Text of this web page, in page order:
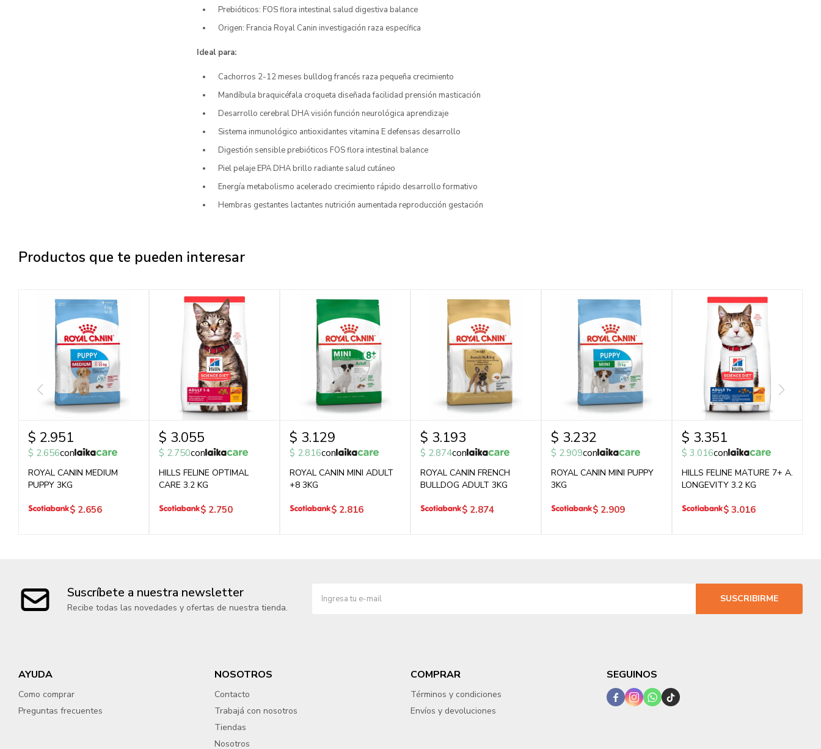
Prebióticos: FOS flora intestinal salud digestiva balance
Origen: Francia Royal Canin investigación raza específica
Ideal para:
Cachorros 2-12 meses bulldog francés raza pequeña crecimiento
Mandíbula braquicéfala croqueta diseñada facilidad prensión masticación
Desarrollo cerebral DHA visión función neurológica aprendizaje
Sistema inmunológico antioxidantes vitamina E defensas desarrollo
Digestión sensible prebióticos FOS flora intestinal balance
Piel pelaje EPA DHA brillo radiante salud cutáneo
Energía metabolismo acelerado crecimiento rápido desarrollo formativo
Hembras gestantes lactantes nutrición aumentada reproducción gestación
Productos que te pueden interesar
$ 2.951
$ 2.656con
ROYAL CANIN MEDIUM
PUPPY 3KG
$ 2.656
$ 3.055
$ 2.750con
HILLS FELINE OPTIMAL
CARE 3.2 KG
$ 2.750
$ 3.129
$ 2.816con
ROYAL CANIN MINI ADULT
+8 3KG
$ 2.816
$ 3.193
$ 2.874con
ROYAL CANIN FRENCH
BULLDOG ADULT 3KG
$ 2.874
$ 3.232
$ 2.909con
ROYAL CANIN MINI PUPPY
3KG
$ 2.909
$ 3.351
$ 3.016con
HILLS FELINE MATURE 7+ A.
LONGEVITY 3.2 KG
$ 3.016
Suscríbete a nuestra newsletter
Recibe todas las novedades y ofertas de nuestra tienda.
SUSCRIBIRME
AYUDA
Como comprar
Preguntas frecuentes
NOSOTROS
Contacto
Trabajá con nosotros
Tiendas
Nosotros
COMPRAR
Términos y condiciones
Envíos y devoluciones
SEGUINOS
   